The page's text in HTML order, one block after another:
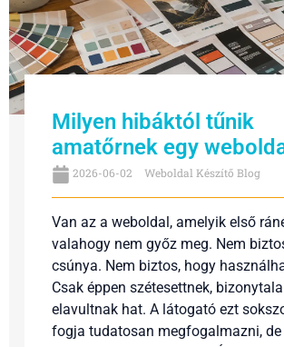
Milyen hibáktól tűnik
amatőrnek egy
2026-06-02 Weboldal Készítő Blog
Van az a weboldal, amelyik első
valahogy nem győz meg. Nem
csúnya. Nem biztos, hogy
Csak éppen szétesettnek,
elavultnak hat. A látogató ezt
fogja tudatosan megfogalmazni, de